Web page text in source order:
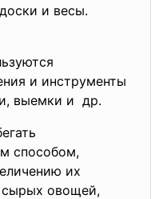
и весы.
и инструменты
выемки и др.
способом,
их
сырых овощей,